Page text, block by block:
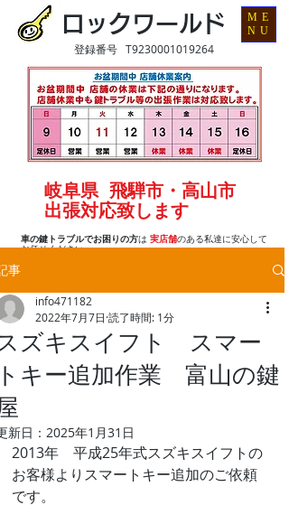
ロックワールド
車の鍵トラブルでお困りの方は 実店舗のある私達に安心して
お任せください
岐阜県 飛騨市・高山市
出張対応致します
登録番号 T9230001019264
ME
NU
事
ズキスイフト スマー
キー追加作業 富山の鍵
info471182
2022年7月7日 読了時間: 1分
新日： 2025年1月31日
2013年　平成25年式スズキスイフトの
お客様よりスマートキー追加のご依頼
です。